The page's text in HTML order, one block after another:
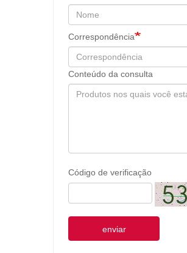
Correspondência
Conteúdo da consulta
Código de verificação
enviar